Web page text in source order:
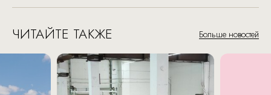
ЧИТАЙТЕ ТАКЖЕ Больше новостей